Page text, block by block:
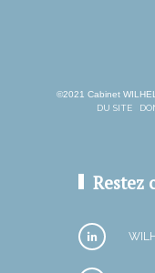
©2021 Cabinet
DU SITE
Restez